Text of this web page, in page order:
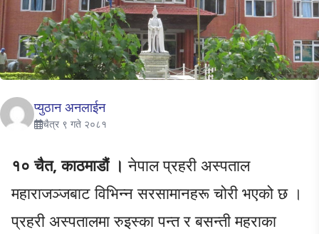
प्युठान अनलाईन
चैत्र ९ गते २०८१
१० चैत, काठमाडौं ।नेपाल प्रहरी अस्पताल
महाराजञ्जबाट विभिन्न सरसामानहरू चोरी भएको छ ।
प्रहरी अस्पतालमा रुइस्का पन्त र बसन्ती महराका